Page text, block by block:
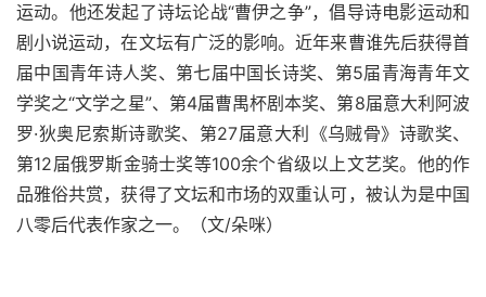
运动。他还发起了诗坛论战“曹伊之争”，倡导诗电影运动和
剧小说运动，在文坛有广泛的影响。近年来曹谁先后获得首
届中国青年诗人奖、第七届中国长诗奖、第5届青海青年文
学奖之“文学之星”、第4届曹禺杯剧本奖、 第8届意大利 阿波
罗·狄奥尼索斯诗歌奖、 第27届意大利《乌贼骨》诗歌奖、
第12届俄罗斯金骑士奖等100余个省级以上文艺奖。他的作
品雅俗共赏，获得了文坛和市场的双重认可，被认为是中国
八零后代表作家之一。（文/朵咪）